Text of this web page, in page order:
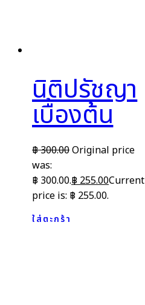
นิติปรัชญา
เบื้องต้น
฿300.00Original price
was:
฿ 300.00.฿ 255.00Current
price is: ฿ 255.00.
ใส่ตะกร้า